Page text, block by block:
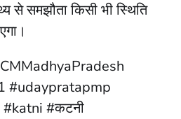
से समझौता किसी भी स्थिति
#udaypratapmp
#कटनी